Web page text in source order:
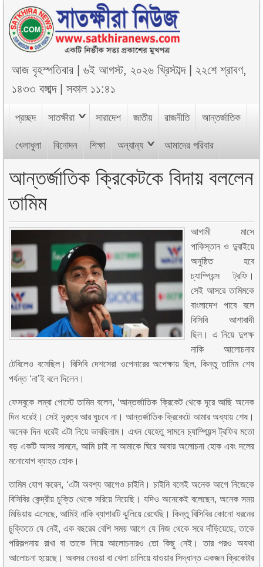
আজবৃহস্পতিবার |৬ই আগস্ট, ২০২৬ খ্রিস্টাব্দ| ২২শে শ্রাবণ,
১৪৩৩ বঙ্গাব্দ|সকাল ১১:৪১
প্রচ্ছদ সাতক্ষীরা সারাদেশ জাতীয় রাজনীতি আন্তর্জাতিক
খেলাধুলা বিনোদন শিক্ষা অন্যান্য আমাদের পরিবার
আন্তর্জাতিক ক্রিকেটকে বিদায় বললেন
তামিম
আগামী মাসে
পাকিস্তান ও দু্বাইয়ে
অনুষ্ঠিত হবে
চ্যাম্পিয়ন্স ট্রফি।
সেই আসরে তামিমকে
বাংলাদেশ পাবে বলে
বিসিবি আশাবাদী
ছিল। এ নিয়ে দুপক্ষ
নাকি আলোচনার
টেবিলেও বসেছিল। বিসিবি দেশসেরা ওপেনারের অপেক্ষায় ছিল, কিন্তু তামিম শেষ
পর্যন্ত ‘না’ই বলে দিলেন।
ফেসবুকে লম্বা পোস্টে তামিম বলেন, ‘আন্তর্জাতিক ক্রিকেট থেকে দূরে আছি অনেক
দিন ধরেই। সেই দূরত্ব আর ঘুচবে না। আন্তর্জাতিক ক্রিকেটে আমার অধ্যায় শেষ।
অনেক দিন ধরেই এটা নিয়ে ভাবছিলাম। এখন যেহেতু সামনে চ্যাম্পিয়ন্স ট্রফির মতো
বড় একটি আসর সামনে, আমি চাই না আমাকে ঘিরে আবার অলোচনা হোক এবং দলের
মনোযোগ ব্যাহত হোক।
তামিম যোগ করেন, ‘এটা অবশ্য আগেও চাইনি। চাইনি বলেই অনেক আগে নিজেকে
বিসিবির কেন্দ্রীয় চুক্তি থেকে সরিয়ে নিয়েছি। যদিও অনেকেই বলেছেন, অনেক সময়
মিডিয়ায় এসেছে, আমিই নাকি ব্যাপারটি ঝুলিয়ে রেখেছি। কিন্তু বিসিবির কোনো ধরনের
চুক্তিতে যে নেই, এক বছরের বেশি সময় আগে যে নিজ থেকে সরে দাঁড়িয়েছে, তাকে
পরিকল্পনায় রাখা বা তাকে নিয়ে আলোচনারও তো কিছু নেই। তার পরও অযথা
আলোচনা হয়েছে। অবসর নেওয়া বা খেলা চালিয়ে যাওয়ার সিদ্ধান্ত একজন ক্রিকেটার